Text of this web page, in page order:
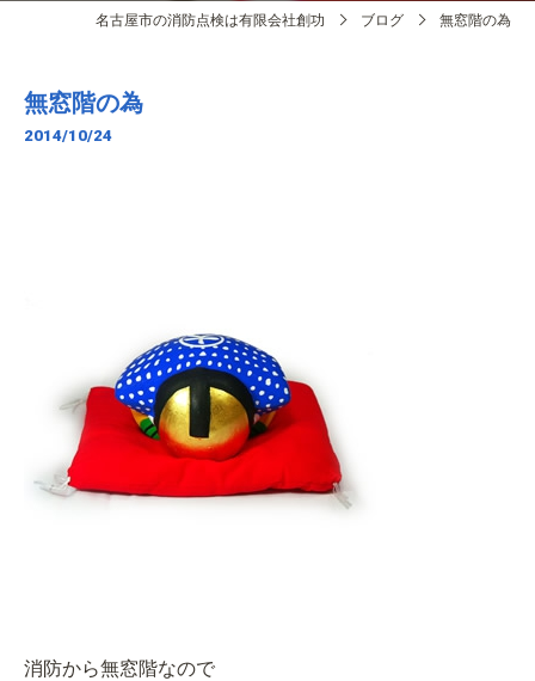
名古屋市の消防点検は有限会社創功 ブログ 無窓階の為
無窓階の為
2014/10/24
消防から無窓階なので